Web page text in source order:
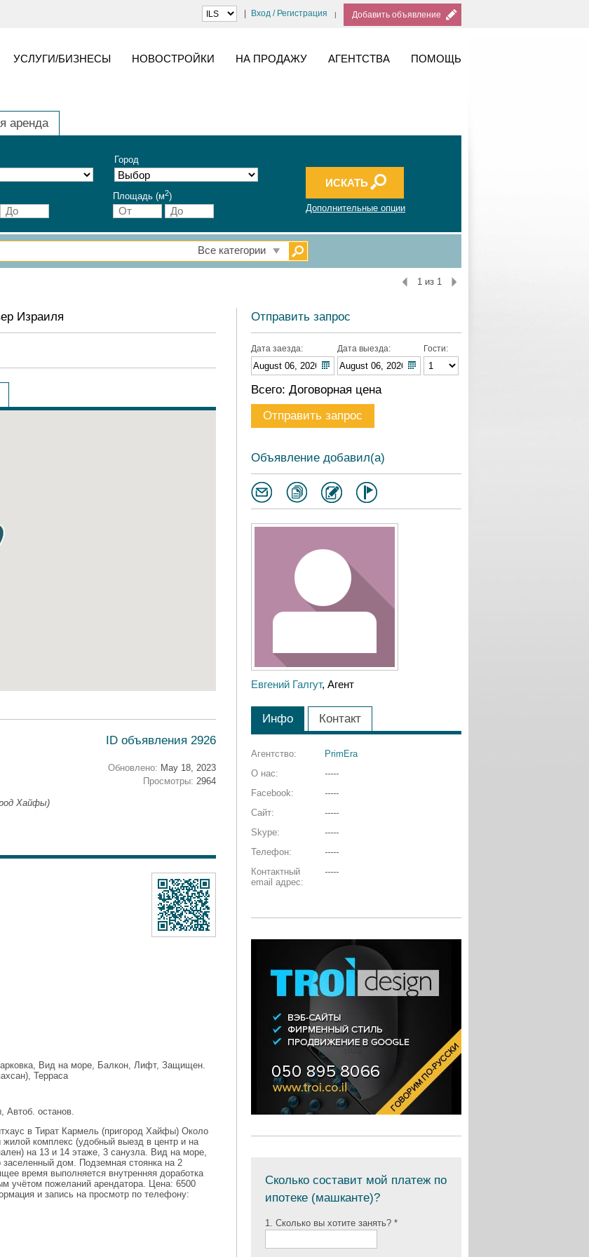
Вход / Регистрация Добавить объявление
УСЛУГИ/БИЗНЕСЫ НОВОСТРОЙКИ НА ПРОДАЖУ АГЕНТСТВА ПОМОЩЬ
аренда
Дополнительные опции
Город
Площадь (м2)
Все категории
1 из 1
Израиля
ID объявления 2926
Обновлено: May 18, 2023
Просмотры: 2964
Хайфы)
Вид на море, Балкон, Лифт, Защищен.
Терраса
Автоб. останов.
в Тират Кармель (пригород Хайфы) Около
комплекс (удобный выезд в центр и на
на 13 и 14 этаже, 3 санузла. Вид на море,
заселенный дом. Подземная стоянка на 2
время выполняется внутренняя доработка
учётом пожеланий арендатора. Цена: 6500
и запись на просмотр по телефону:
Отправить запрос
Дата заезда: Дата выезда: Гости:
Всего: Договорная цена
Объявление добавил(а)
Евгений Галгут, Агент
Инфо Контакт
Агентство:
PrimEra
О нас:
-----
Facebook:
-----
Сайт:
-----
Skype:
-----
Телефон:
-----
Контактный
email адрес:
-----
Сколько составит мой платеж по
ипотеке (машканте)?
1. Сколько вы хотите занять? *